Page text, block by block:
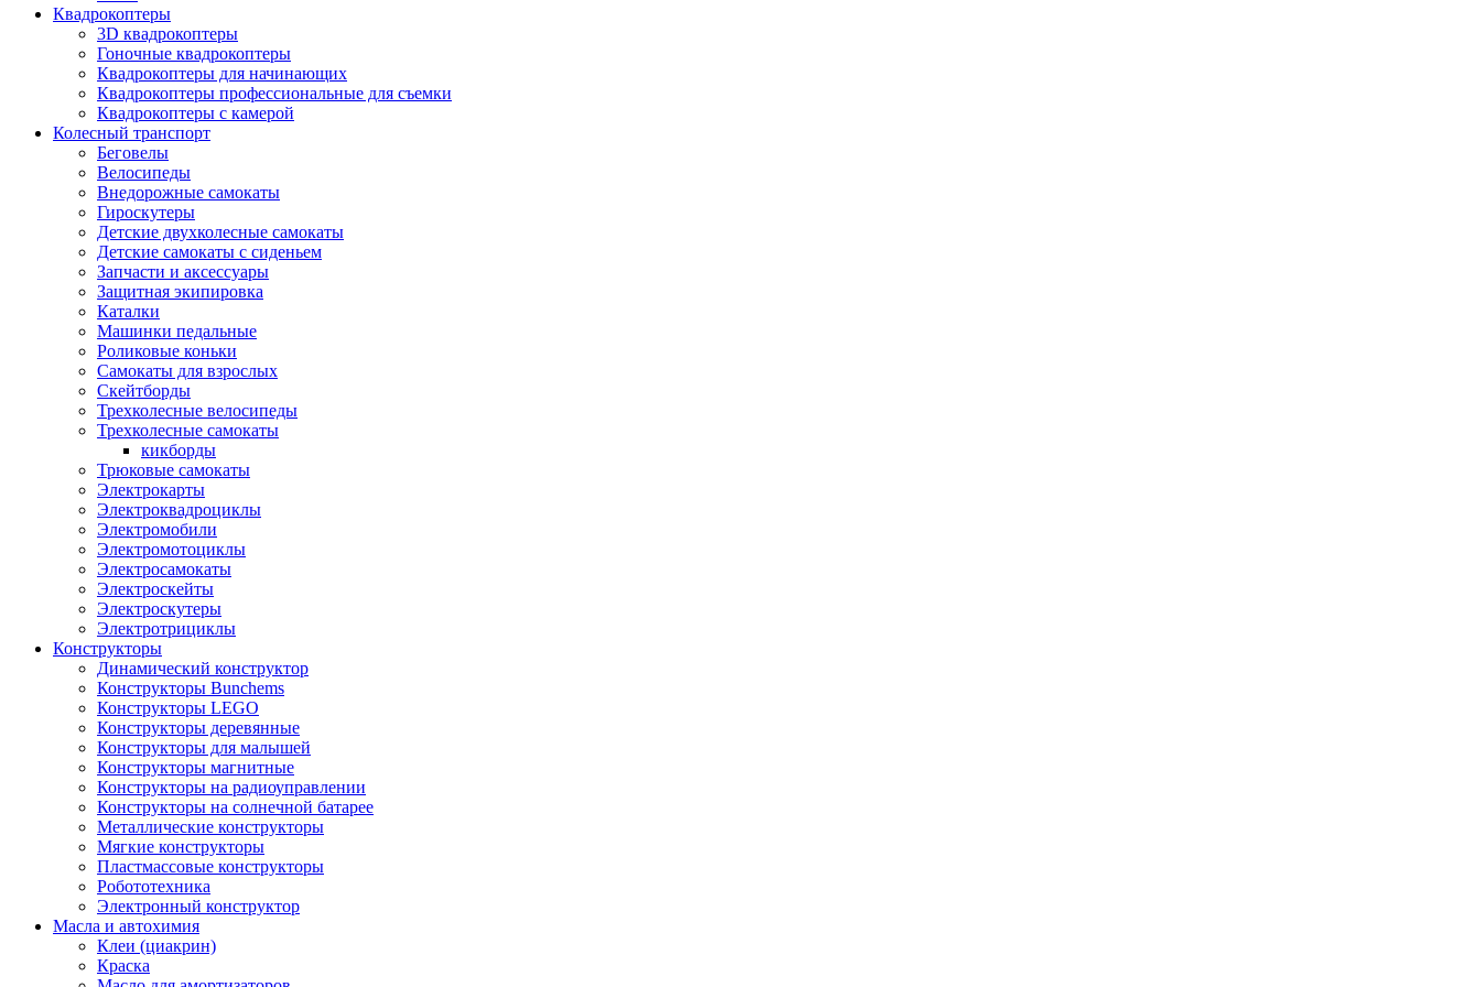
Квадрокоптеры
3D квадрокоптеры
Гоночные квадрокоптеры
Квадрокоптеры для начинающих
Квадрокоптеры профессиональные для съемки
Квадрокоптеры с камерой
Колесный транспорт
Беговелы
Велосипеды
Внедорожные самокаты
Гироскутеры
Детские двухколесные самокаты
Детские самокаты с сиденьем
Запчасти и аксессуары
Защитная экипировка
Каталки
Машинки педальные
Роликовые коньки
Самокаты для взрослых
Скейтборды
Трехколесные велосипеды
Трехколесные самокаты
кикборды
Трюковые самокаты
Электрокарты
Электроквадроциклы
Электромобили
Электромотоциклы
Электросамокаты
Электроскейты
Электроскутеры
Электротрициклы
Конструкторы
Динамический конструктор
Конструкторы Bunchems
Конструкторы LEGO
Конструкторы деревянные
Конструкторы для малышей
Конструкторы магнитные
Конструкторы на радиоуправлении
Конструкторы на солнечной батарее
Металлические конструкторы
Мягкие конструкторы
Пластмассовые конструкторы
Робототехника
Электронный конструктор
Масла и автохимия
Клеи (циакрин)
Краска